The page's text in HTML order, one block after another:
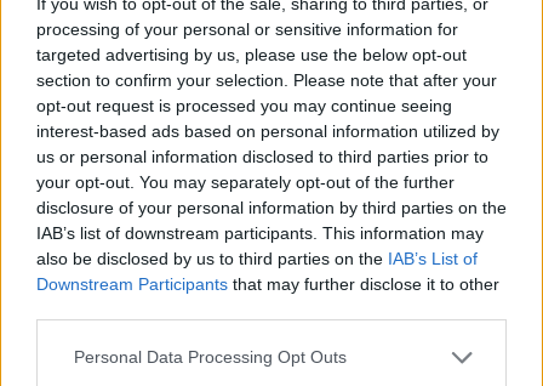
processing of your personal or sensitive information for
targeted advertising by us, please use the below opt-out
section to confirm your selection. Please note that after your
opt-out request is processed you may continue seeing
interest-based ads based on personal information utilized by
us or personal information disclosed to third parties prior to
your opt-out. You may separately opt-out of the further
disclosure of your personal information by third parties on the
IAB’s list of downstream participants. This information may
also be disclosed by us to third parties on the IAB’s List of
Downstream Participants that may further disclose it to other
Personal Data Processing Opt Outs
kommenttől a kirúgásokig” | Gavra és
Kóczián a Visszhangkamrában
A kormány energiaválság-kezeléséről, a
zűrzavaros közmédia-ügyről, Magyar Péter
személyzeti politikájáról és kommunikációjáról,
valamint az ellenzék gyenge szerepléséről is
beszélget Gavra Gábor és Kóczián Péter a
Visszhangkamra legújabb adásában.
2026. augusztus 8.